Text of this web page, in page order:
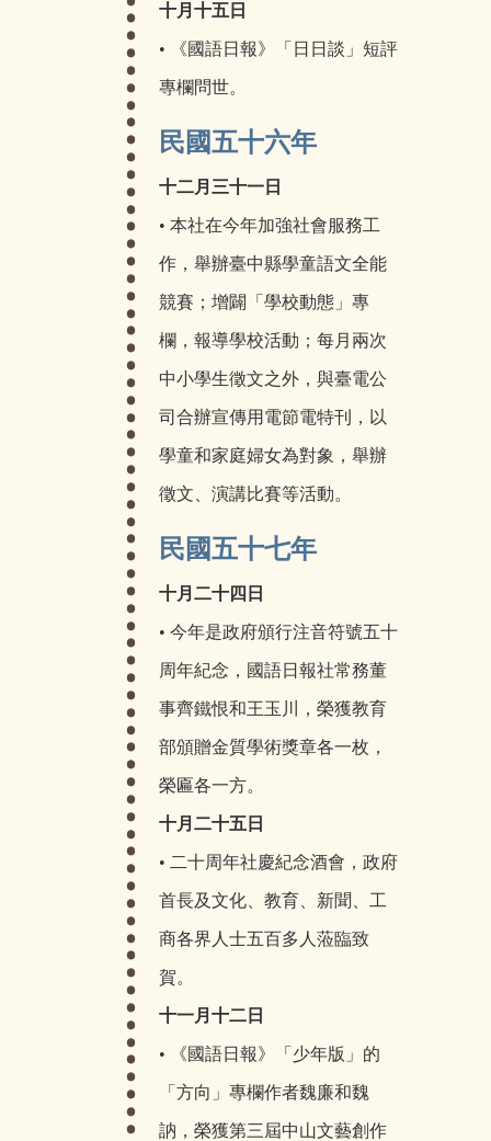
十月十五日
• 《國語日報》「日日談」短評
專欄問世。
民國五十六年
十二月三十一日
• 本社在今年加強社會服務工
作，舉辦臺中縣學童語文全能
競賽；增闢「學校動態」專
欄，報導學校活動；每月兩次
中小學生徵文之外，與臺電公
司合辦宣傳用電節電特刊，以
學童和家庭婦女為對象，舉辦
徵文、演講比賽等活動。
民國五十七年
十月二十四日
• 今年是政府頒行注音符號五十
周年紀念，國語日報社常務董
事齊鐵恨和王玉川，榮獲教育
部頒贈金質學術獎章各一枚，
榮匾各一方。
十月二十五日
• 二十周年社慶紀念酒會，政府
首長及文化、教育、新聞、工
商各界人士五百多人蒞臨致
賀。
十一月十二日
• 《國語日報》「少年版」的
「方向」專欄作者魏廉和魏
訥，榮獲第三屆中山文藝創作